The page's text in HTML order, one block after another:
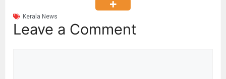
Kerala News
Leave a Comment